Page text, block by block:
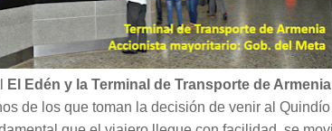
El Edén y la Terminal de Transporte de Armenia
de los que toman la decisión de venir al